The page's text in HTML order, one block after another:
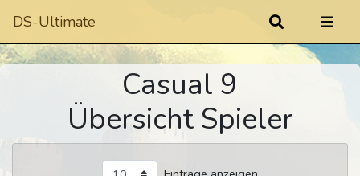
DS-Ultimate
Casual 9
Übersicht Spieler